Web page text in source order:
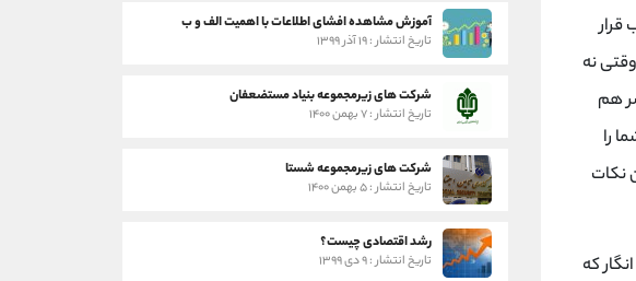
نه
هم
را
نکات
که
آموزش مشاهده افشای اطلاعات با اهمیت الف و ب
تاریخ انتشار : ۱۹ آذر ۱۳۹۹
شرکت های زیرمجموعه بنیاد مستضعفان
تاریخ انتشار : ۷ بهمن ۱۴۰۰
شرکت های زیرمجموعه شستا
تاریخ انتشار : ۵ بهمن ۱۴۰۰
رشد اقتصادی چیست؟
تاریخ انتشار : ۹ دی ۱۳۹۹